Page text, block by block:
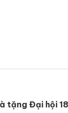
tặng Đại hội